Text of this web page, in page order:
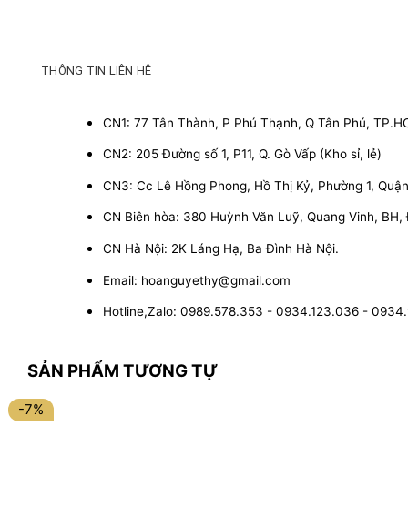
THÔNG TIN LIÊN HỆ
CN1: 77 Tân Thành, P Phú Thạnh, Q Tân Phú,
CN2: 205 Đường số 1, P11, Q. Gò Vấp (Kho sỉ, lẻ)
CN3: Cc Lê Hồng Phong, Hồ Thị Kỷ, Phường 1,
CN Biên hòa: 380 Huỳnh Văn Luỹ, Quang Vinh, BH,
CN Hà Nội: 2K Láng Hạ, Ba Đình Hà Nội.
Email: hoanguyethy@gmail.com
Hotline,Zalo: 0989.578.353 - 0934.123.036 -
SẢN PHẨM TƯƠNG TỰ
-7%